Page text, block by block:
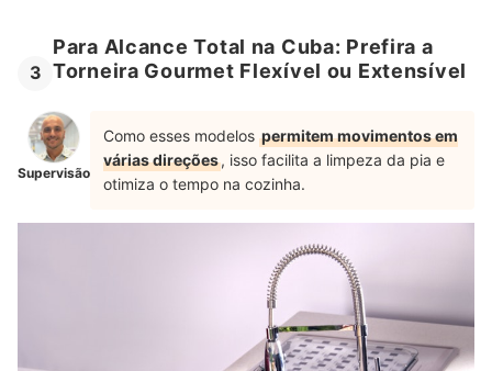
3
Para Alcance Total na Cuba: Prefira a
Torneira Gourmet Flexível ou Extensível
Supervisão
Como esses modelos permitem movimentos em
várias direções, isso facilita a limpeza da pia e
otimiza o tempo na cozinha.